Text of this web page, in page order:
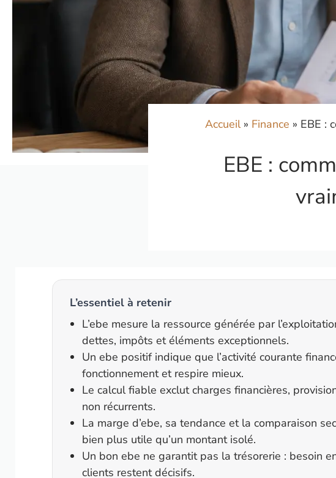
Accueil» Finance » EBE :
EBE :
L’essentiel à retenir
L’ebe mesure la ressource générée par
dettes, impôts et éléments exceptionnels.
Un ebe positif indique que l’activité courante
fonctionnement et respire mieux.
Le calcul fiable exclut charges financières,
non récurrents.
La marge d’ebe, sa tendance et la comparaison
bien plus utile qu’un montant isolé.
Un bon ebe ne garantit pas la trésorerie : besoin
clients restent décisifs.